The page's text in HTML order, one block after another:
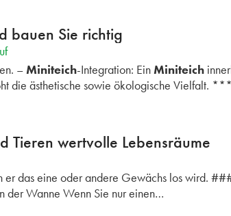
bauen Sie richtig
– Miniteich-Integration: Ein Miniteich
die ästhetische sowie ökologische Vielfalt.
Tieren wertvolle Lebensräume
er das eine oder andere Gewächs los wird.
der Wanne Wenn Sie nur einen…